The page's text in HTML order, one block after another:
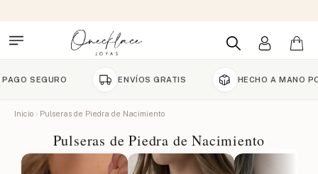
ENVÍOS GRATIS HECHO A MANO POR
Inicio Pulseras de Piedra de Nacimiento
Pulseras de Piedra de Nacimiento